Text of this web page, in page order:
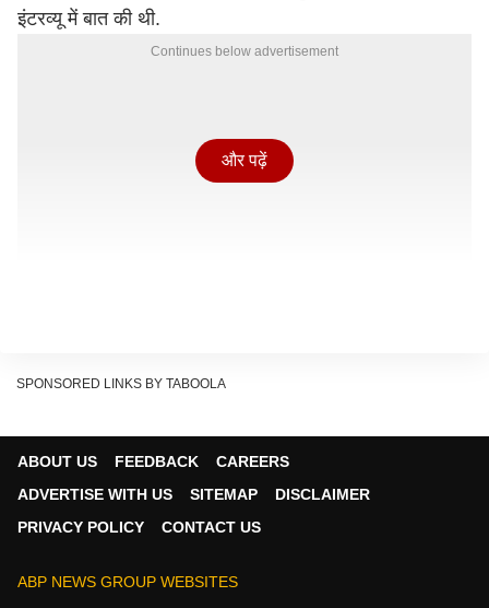
इंटरव्यू में बात की थी.
Continues below advertisement
चैतन्य पादुकोण ने हिंदी रश को दिए इंटरव्यू में बताया था, 'अजय
और पढ़ें
SPONSORED LINKS BY TABOOLA
ABOUT US FEEDBACK
CAREERS
ADVERTISE WITH US
SITEMAP
DISCLAIMER
PRIVACY POLICY
CONTACT US
ABP NEWS GROUP WEBSITES